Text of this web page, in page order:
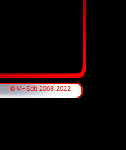
© VHSdb 2008-2022